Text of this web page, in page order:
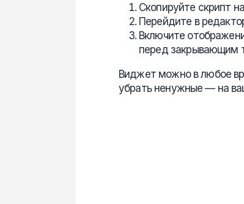
Скопируйте скрипт
Перейдите в
Включите
перед закрывающим
Виджет можно в любое
убрать ненужные — на